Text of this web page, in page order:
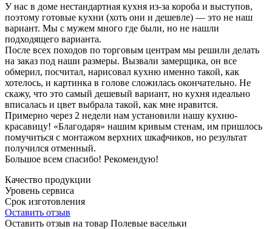
У нас в доме нестандартная кухня из-за короба и выступов,
поэтому готовые кухни (хоть они и дешевле) — это не наш
вариант. Мы с мужем много где были, но не нашли
подходящего варианта.
После всех походов по торговым центрам мы решили делать
на заказ под наши размеры. Вызвали замерщика, он все
обмерил, посчитал, нарисовал кухню именно такой, как
хотелось, и картинка в голове сложилась окончательно. Не
скажу, что это самый дешевый вариант, но кухня идеально
вписалась и цвет выбрала такой, как мне нравится.
Примерно через 2 недели нам установили нашу кухню-
красавицу! «Благодаря» нашим кривым стенам, им пришлось
помучиться с монтажом верхних шкафчиков, но результат
получился отменный.
Большое всем спасибо! Рекомендую!
Качество продукции
Уровень сервиса
Срок изготовления
Оставить отзыв
Оставить отзыв на товар Полевые васельки